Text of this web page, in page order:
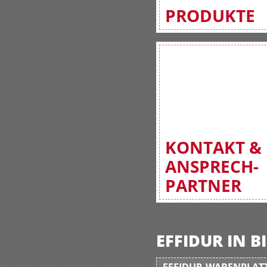
PRODUKTE
KONTAKT &
ANSPRECH-
PARTNER
EFFIDUR IN